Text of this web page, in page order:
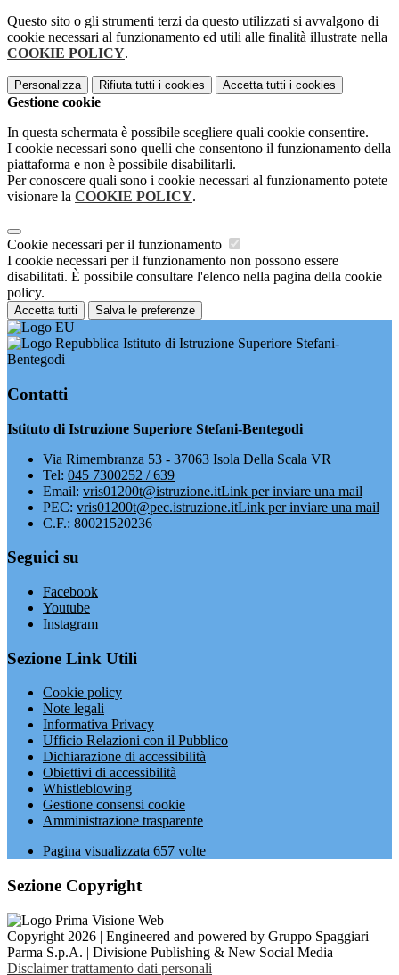
Questo sito o gli strumenti terzi da questo utilizzati si avvalgono di
cookie necessari al funzionamento ed utili alle finalità illustrate nella
COOKIE POLICY.
Personalizza Rifiuta tutti i cookies Accetta tutti i cookies
Gestione cookie
In questa schermata è possibile scegliere quali cookie consentire.
I cookie necessari sono quelli che consentono il funzionamento della
piattaforma e non è possibile disabilitarli.
Per conoscere quali sono i cookie necessari al funzionamento potete
visionare la COOKIE POLICY.
Cookie necessari per il funzionamento
I cookie necessari per il funzionamento non possono essere
disabilitati. È possibile consultare l'elenco nella pagina della cookie
policy.
Accetta tutti Salva le preferenze
Istituto di Istruzione Superiore Stefani-
Bentegodi
Contatti
Istituto di Istruzione Superiore Stefani-Bentegodi
Via Rimembranza 53 - 37063 Isola Della Scala VR
Tel: 045 7300252 / 639
Email: vris01200t@istruzione.itLink per inviare una mail
PEC: vris01200t@pec.istruzione.itLink per inviare una mail
C.F.: 80021520236
Seguici su
Facebook
Youtube
Instagram
Sezione Link Utili
Cookie policy
Note legali
Informativa Privacy
Ufficio Relazioni con il Pubblico
Dichiarazione di accessibilità
Obiettivi di accessibilità
Whistleblowing
Gestione consensi cookie
Amministrazione trasparente
Pagina visualizzata 657 volte
Sezione Copyright
Copyright 2026 | Engineered and powered by Gruppo Spaggiari
Parma S.p.A. | Divisione Publishing & New Social Media
Disclaimer trattamento dati personali